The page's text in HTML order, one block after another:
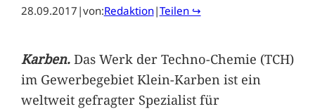
28.09.2017 |von:Redaktion|Teilen ↪
Karben.Das Werk der Techno-Chemie (TCH)
im Gewerbegebiet Klein-Karben ist ein
weltweit gefragter Spezialist für